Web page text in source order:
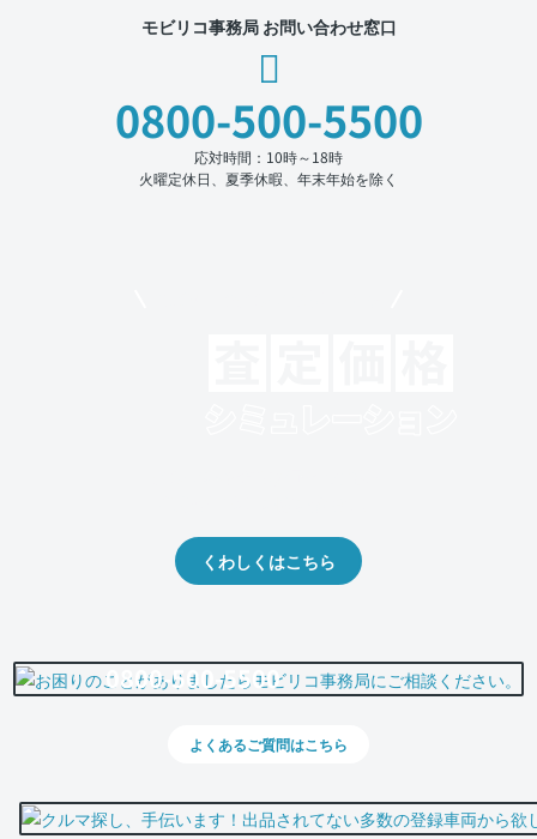
モビリコ事務局 お問い合わせ窓口
0800-500-5500
応対時間：10時～18時
火曜定休日、夏季休暇、年末年始を除く
くわしくはこちら
0800-500-5500
よくあるご質問はこちら